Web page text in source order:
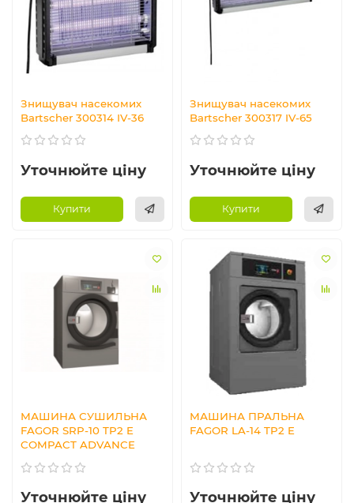
Знищувач насекомих
Bartscher 300314 IV-36
Уточнюйте ціну
Купити
Знищувач насекомих
Bartscher 300317 IV-65
Уточнюйте ціну
Купити
МАШИНА СУШИЛЬНА
FAGOR SRP-10 TP2 E
COMPACT ADVANCE
Уточнюйте ціну
МАШИНА ПРАЛЬНА
FAGOR LA-14 TP2 E
Уточнюйте ціну